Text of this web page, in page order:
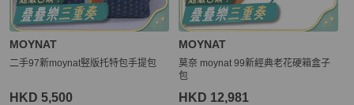
MOYNAT
二手97新moynat竪版托特包手提包
HKD 5,500
MOYNAT
莫奈 moynat 99新經典老花硬箱盒子
包
HKD 12,981